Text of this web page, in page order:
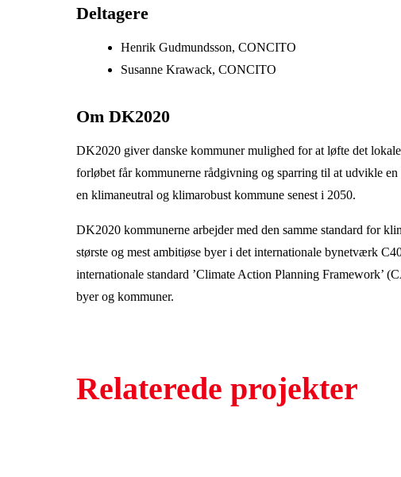
Deltagere
Henrik Gudmundsson, CONCITO
Susanne Krawack, CONCITO
Om DK2020
DK2020 giver danske kommuner mulighed for at løfte det
forløbet får kommunerne rådgivning og sparring til at udvikle
en klimaneutral og klimarobust kommune senest i 2050.
DK2020 kommunerne arbejder med den samme standard for
største og mest ambitiøse byer i det internationale bynetværk
internationale standard ’Climate Action Planning Framework’
byer og kommuner.
Relaterede projekter